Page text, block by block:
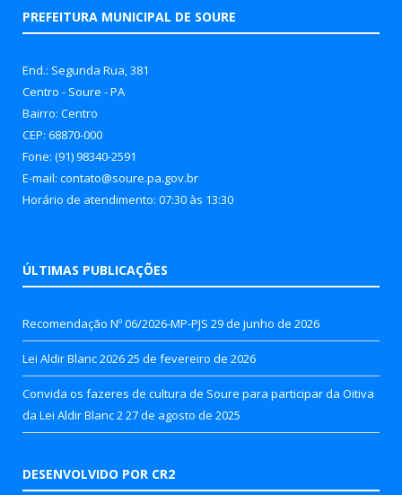
PREFEITURA MUNICIPAL DE SOURE
End.: Segunda Rua, 381
Centro - Soure - PA
Bairro: Centro
CEP: 68870-000
Fone: (91) 98340-2591
E-mail: contato@soure.pa.gov.br
Horário de atendimento: 07:30 às 13:30
ÚLTIMAS PUBLICAÇÕES
Recomendação Nº 06/2026-MP-PJS 29 de junho de 2026
Lei Aldir Blanc 202625 de fevereiro de 2026
Convida os fazeres de cultura de Soure para participar da Oitiva
da Lei Aldir Blanc 2 27 de agosto de 2025
DESENVOLVIDO POR CR2